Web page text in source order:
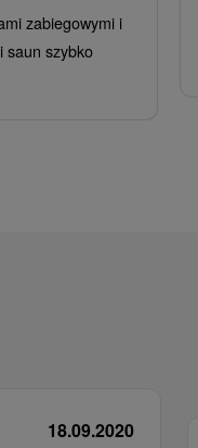
zabiegowymi i
saun szybko
18.09.2020